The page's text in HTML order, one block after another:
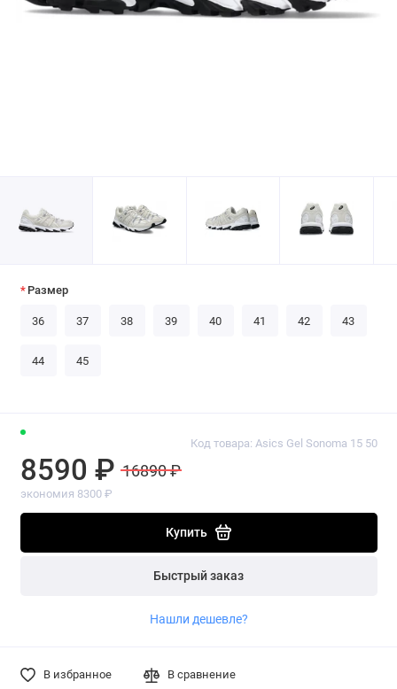
Код товара: Asics Gel Sonoma 15 50
8590 ₽ 16890 ₽
экономия 8300 ₽
Купить
Быстрый заказ
Нашли дешевле?
В избранное В сравнение
Размер
36 37 38 39 40 41 42 43
44 45